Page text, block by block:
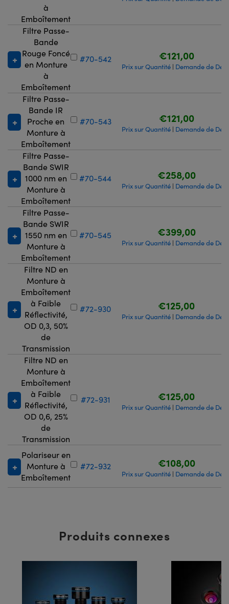
à
Emboîtement
Filtre Passe-
Bande
Rouge Foncé
en Monture
à
Emboîtement
#70-542 €121,00
Prix sur Quantité| Demande de
Filtre Passe-
Bande IR
Proche en
Monture à
Emboîtement
#70-543 €121,00
Prix sur Quantité| Demande de
Filtre Passe-
Bande SWIR
1000 nm en
Monture à
Emboîtement
#70-544 €258,00
Prix sur Quantité| Demande de
Filtre Passe-
Bande SWIR
1550 nm en
Monture à
Emboîtement
#70-545 €399,00
Prix sur Quantité| Demande de
Filtre ND en
Monture à
Emboîtement
à Faible
Réflectivité,
OD 0,3, 50%
de
Transmission
#72-930 €125,00
Prix sur Quantité| Demande de
Filtre ND en
Monture à
Emboîtement
à Faible
Réflectivité,
OD 0,6, 25%
de
Transmission
#72-931 €125,00
Prix sur Quantité| Demande de
Polariseur en
Monture à
Emboîtement
#72-932 €108,00
Prix sur Quantité| Demande de
Produits connexes